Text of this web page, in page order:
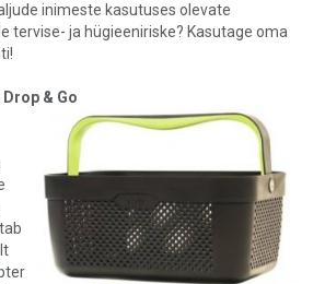
inimeste kasutuses olevate
tervise- ja hügieeniriske? Kasutage oma
& Go